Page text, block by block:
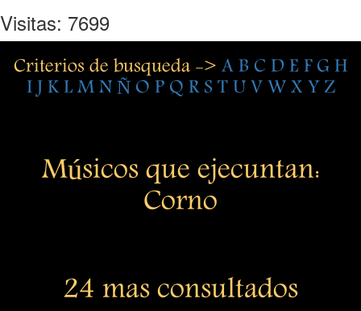
Visitas: 7699
Criterios de busqueda -> A B C D E F G H
I J K L M N Ñ O P Q R S T U V W X Y Z
Músicos que ejecuntan:
Corno
24 mas consultados